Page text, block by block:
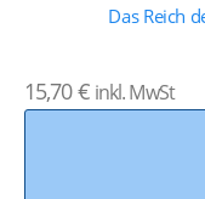
Das Reich
15,70€ inkl. MwSt